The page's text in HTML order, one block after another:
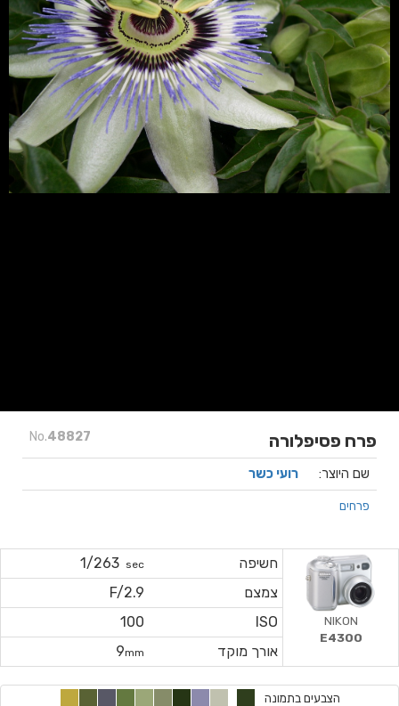
No.48827 פרח פסיפלורה
שם היוצר: רועי כשר
פרחים
חשיפה sec
1/263
צמצם
F/2.9
ISO
100
אורך מוקד
9mm
NIKON
E4300
הצבעים בתמונה